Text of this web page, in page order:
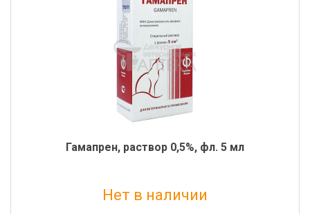
Гамапрен, раствор 0,5%, фл. 5 мл
Нет в наличии